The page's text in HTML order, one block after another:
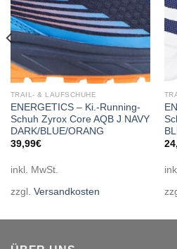
TRAIL- & LAUFSCHUHE
ENERGETICS – Ki.-Running-
Schuh Zyrox Core AQB J NAVY
DARK/BLUE/ORANG
39,99€
inkl. MwSt.
zzgl. Versandkosten